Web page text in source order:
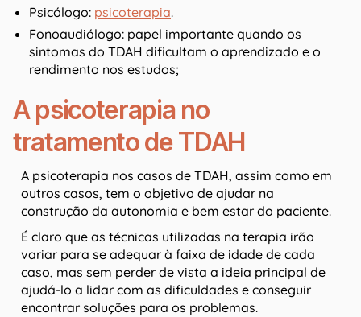
Psicólogo: psicoterapia.
Fonoaudiólogo: papel importante quando os
sintomas do TDAH dificultam o aprendizado e o
rendimento nos estudos;
A psicoterapia no
tratamento de TDAH
A psicoterapia nos casos de TDAH, assim como em
outros casos, tem o objetivo de ajudar na
construção da autonomia e bem estar do paciente.
É claro que as técnicas utilizadas na terapia irão
variar para se adequar à faixa de idade de cada
caso, mas sem perder de vista a ideia principal de
ajudá-lo a lidar com as dificuldades e conseguir
encontrar soluções para os problemas.